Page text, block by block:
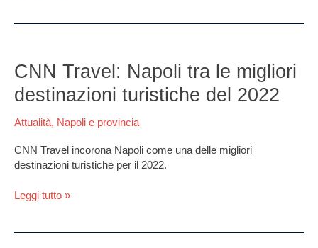
CNN Travel: Napoli tra le migliori
destinazioni turistiche del 2022
Attualità, Napoli e provincia
CNN Travel incorona Napoli come una delle migliori
destinazioni turistiche per il 2022.
Travel:
Napoli
tra
migliori
turistiche
del
Leggi tutto »